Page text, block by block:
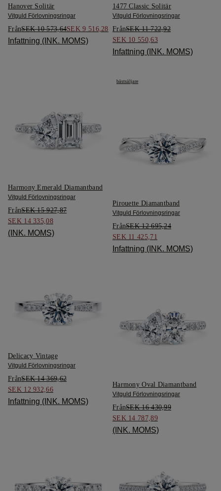
Hanover Solitär
Vitguld Förlovningsringar
FrånSEK 10 573,64SEK 9 516,28
Infattning (INK. MOMS)
1477 Classic Solitär
Vitguld Förlovningsringar
FrånSEK 11 722,92
SEK 10 550,63
Infattning (INK. MOMS)
Harmony Emerald Diamantband
Vitguld Förlovningsringar
FrånSEK 15 927,87
SEK 14 335,08
(INK. MOMS)
bästsäljare
Pirouette Diamantband
Vitguld Förlovningsringar
FrånSEK 12 695,24
SEK 11 425,71
Infattning (INK. MOMS)
Delicacy Vintage
Vitguld Förlovningsringar
FrånSEK 14 369,62
SEK 12 932,66
Infattning (INK. MOMS)
Harmony Oval Diamantband
Vitguld Förlovningsringar
FrånSEK 16 430,99
SEK 14 787,89
(INK. MOMS)